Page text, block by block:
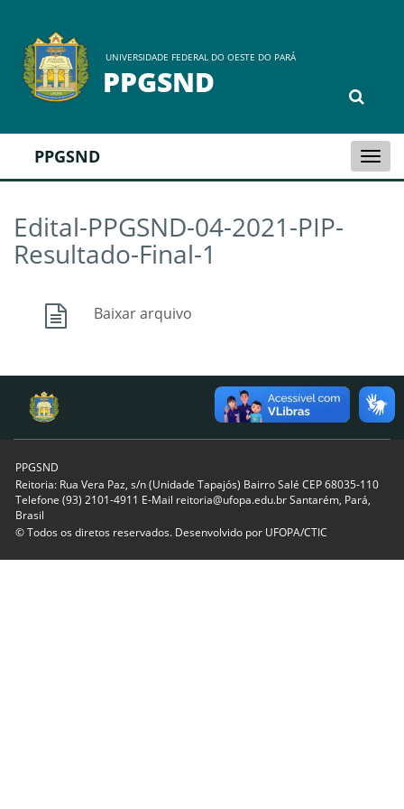
UNIVERSIDADE FEDERAL DO OESTE DO PARÁ
PPGSND
PPGSND
Edital-PPGSND-04-2021-PIP-
Resultado-Final-1
Baixar arquivo
PPGSND
Reitoria: Rua Vera Paz, s/n (Unidade Tapajós) Bairro Salé CEP 68035-110
Telefone (93) 2101-4911 E-Mail reitoria@ufopa.edu.br Santarém, Pará,
Brasil
© Todos os diretos reservados. Desenvolvido por UFOPA/CTIC